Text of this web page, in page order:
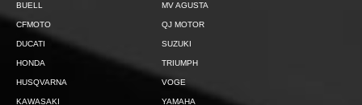
BUELL
CFMOTO
DUCATI
HONDA
HUSQVARNA
KAWASAKI
MV AGUSTA
QJ MOTOR
SUZUKI
TRIUMPH
VOGE
YAMAHA